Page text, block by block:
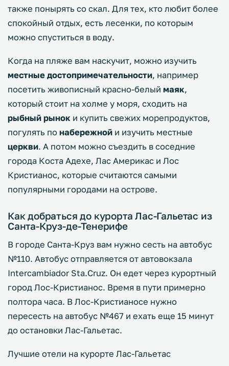
также понырять со скал. Для тех, кто любит более
спокойный отдых, есть лесенки, по которым
можно спуститься в воду.
Когда на пляже вам наскучит, можно изучить
местные достопримечательности, например
посетить живописный красно-белый маяк,
который стоит на холме у моря, сходить на
рыбный рынок и купить свежих морепродуктов,
погулять по набережной и изучить местные
церкви. А потом можно съездить в соседние
города Коста Адехе, Лас Америкас и Лос
Кристианос, которые считаются самыми
популярными городами на острове.
Как добраться до курорта Лас-Гальетас из
Санта-Круз-де-Тенерифе
В городе Санта-Круз вам нужно сесть на автобус
№110. Автобус отправляется от автовокзала
Intercambiador Sta.Cruz. Он едет через курортный
город Лос-Кристианос. Время в пути примерно
полтора часа. В Лос-Кристианосе нужно
пересесть на автобус №467 и ехать еще 15 минут
до остановки Лас-Гальетас.
Лучшие отели на курорте Лас-Гальетас